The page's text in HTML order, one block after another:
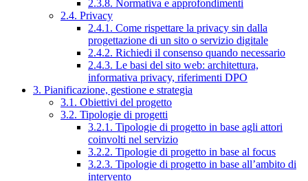
2.3.8. Normativa e approfondimenti
2.4. Privacy
2.4.1. Come rispettare la privacy sin dalla
progettazione di un sito o servizio digitale
2.4.2. Richiedi il consenso quando necessario
2.4.3. Le basi del sito web: architettura,
informativa privacy, riferimenti DPO
3. Pianificazione, gestione e strategia
3.1. Obiettivi del progetto
3.2. Tipologie di progetti
3.2.1. Tipologie di progetto in base agli attori
coinvolti nel servizio
3.2.2. Tipologie di progetto in base al focus
3.2.3. Tipologie di progetto in base all’ambito di
intervento